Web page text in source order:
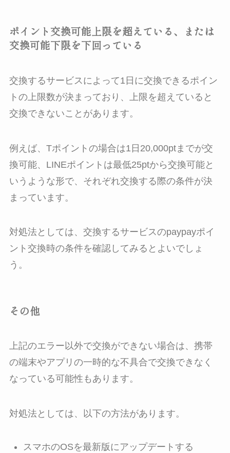
ポイント交換可能上限を超えている、または
交換可能下限を下回っている
交換するサービスによって1日に交換できるポイン
トの上限数が決まっており、上限を超えていると
交換できないことがあります。
例えば、Tポイントの場合は1日20,000ptまでが交
換可能、LINEポイントは最低25ptから交換可能と
いうような形で、それぞれ交換する際の条件が決
まっています。
対処法としては、交換するサービスのpaypayポイ
ント交換時の条件を確認してみるとよいでしょ
う。
その他
上記のエラー以外で交換ができない場合は、携帯
の端末やアプリの一時的な不具合で交換できなく
なっている可能性もあります。
対処法としては、以下の方法があります。
スマホのOSを最新版にアップデートする